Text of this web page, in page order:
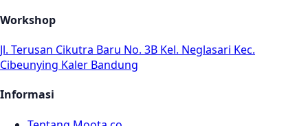
Workshop
Jl. Terusan Cikutra Baru No. 3B Kel. Neglasari Kec.
Cibeunying Kaler Bandung
Informasi